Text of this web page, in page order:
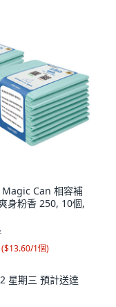
Magic Can 相容補
身粉香 250, 10個,
($13.60/1個)
星期三 預計送達